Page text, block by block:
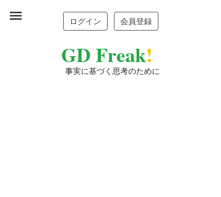
ログイン 会員登録
GD Freak!
事実に基づく思考のために
menu